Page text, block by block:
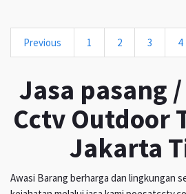
Previous 1 2 3 4
Jasa pasang
Cctv Outdoor
Jakarta
Awasi Barang berharga dan lingkungan